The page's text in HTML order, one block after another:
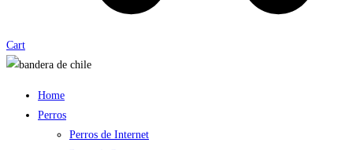
Cart
Home
Perros
Perros de Internet